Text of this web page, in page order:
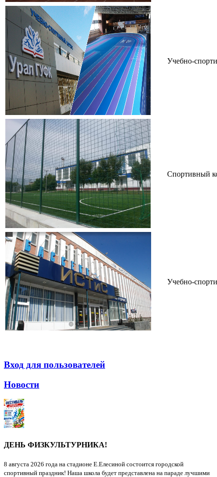
Учебно-
Спортивный
Учебно-
Вход для пользователей
Новости
ДЕНЬ ФИЗКУЛЬТУРНИКА!
8 августа 2026 года на стадионе Е.Елесиной состоится городской
спортивный праздник! Наша школа будет представлена на параде лучшими